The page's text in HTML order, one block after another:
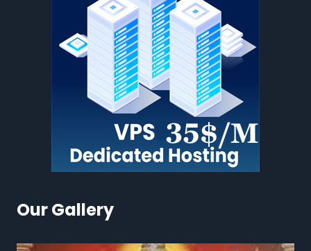
Our Gallery